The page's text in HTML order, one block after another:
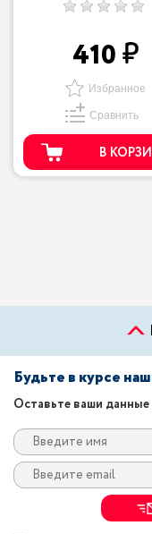
410
Избранное
Сравнить
В
Будьте в курсе
Оставьте ваши